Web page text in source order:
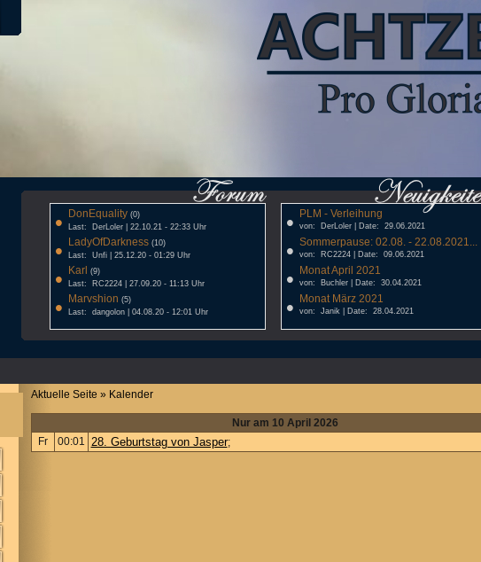
• DonEquality(0)
Last: DerLoler | 22.10.21 - 22:33 Uhr
• LadyOfDarkness(10)
Last: Unfi | 25.12.20 - 01:29 Uhr
• Karl (9)
Last: RC2224 | 27.09.20 - 11:13 Uhr
• Marvshion (5)
Last: dangolon | 04.08.20 - 12:01 Uhr
• PLM - Verleihung
von: DerLoler | Date: 29.06.2021
• Sommerpause: 02.08. - 22.08.2021...
von: RC2224 | Date: 09.06.2021
• Monat April 2021
von: Buchler | Date: 30.04.2021
• Monat März 2021
von: Janik | Date: 28.04.2021
Aktuelle Seite » Kalender
Nur am 10 April 2026
Fr
00:01 28. Geburtstag von Jasper;